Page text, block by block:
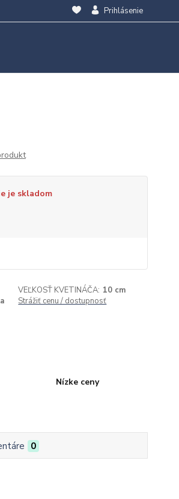
Prihlásenie
je skladom
VEĽKOSŤ KVETINÁČA: 10 cm
Strážiť cenu / dostupnosť
Nízke ceny
0